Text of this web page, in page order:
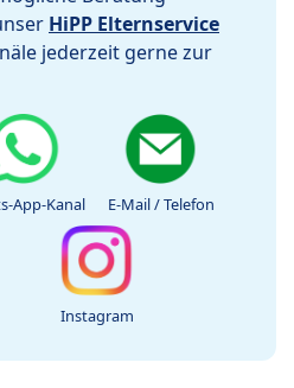
HiPP Elternservice
jederzeit gerne zur
App-Kanal E-Mail / Telefon
Instagram